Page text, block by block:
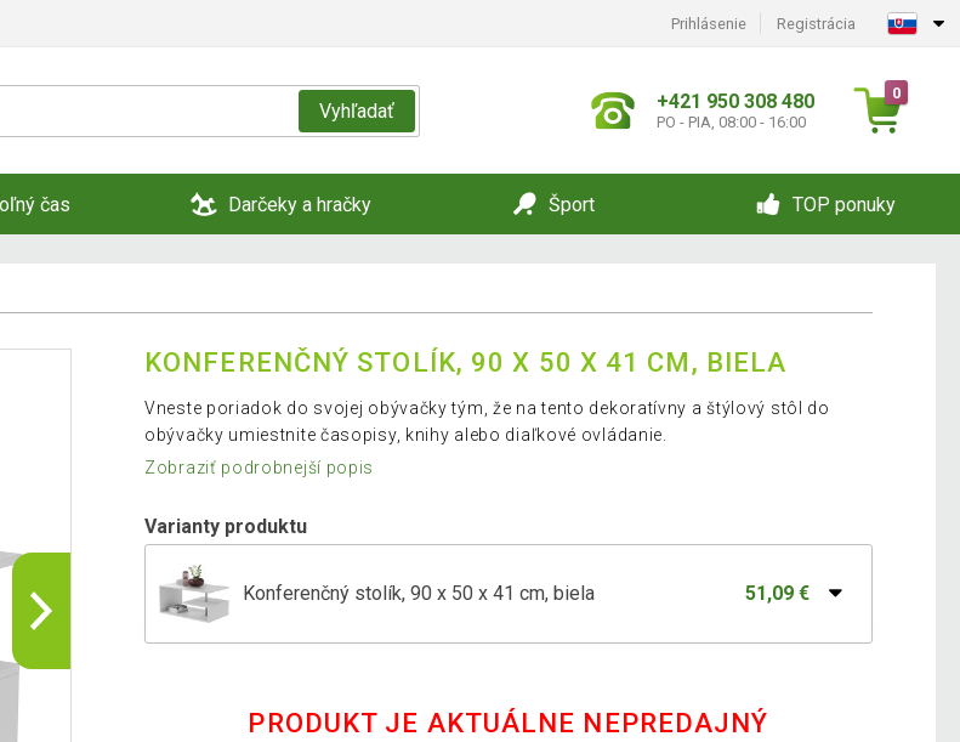
Prihlásenie Registrácia
Vyhľadať +421 950 308 480
PO - PIA, 08:00 - 16:00
0
čas Darčeky a hračky Šport TOP ponuky
KONFERENČNÝ STOLÍK, 90 X 50 X 41 CM, BIELA
Vneste poriadok do svojej obývačky tým, že na tento dekoratívny a štýlový stôl do
obývačky umiestnite časopisy, knihy alebo diaľkové ovládanie.
Zobraziť podrobnejší popis
Varianty produktu
Konferenčný stolík, 90 x 50 x 41 cm, biela 51,09 €
PRODUKT JE AKTUÁLNE NEPREDAJNÝ